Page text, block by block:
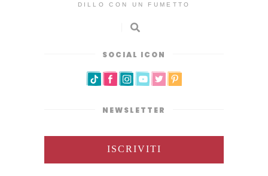
DILLO CON UN FUMETTO
SOCIAL ICON
NEWSLETTER
ISCRIVITI